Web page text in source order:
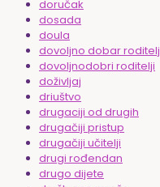
doručak
dosada
doula
dovoljno dobar roditelj
dovoljnodobri roditelji
doživljaj
driuštvo
drugaciji od drugih
drugačiji pristup
drugačiji učitelji
drugi rođendan
drugo dijete